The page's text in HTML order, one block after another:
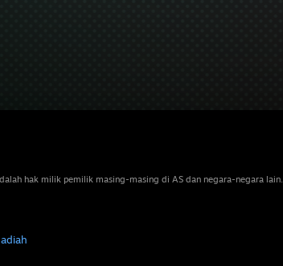
hak milik pemilik masing-masing di AS dan negara-negara lain.